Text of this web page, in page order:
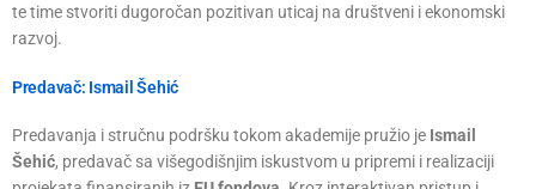
te time stvoriti dugoročan pozitivan uticaj na društveni i ekonomski
razvoj.
Predavač: Ismail Šehić
Predavanja i stručnu podršku tokom akademije pružio je Ismail
Šehić, predavač sa višegodišnjim iskustvom u pripremi i realizaciji